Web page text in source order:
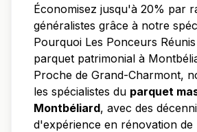
Économisez jusqu'à 20% par
généralistes grâce à notre
Pourquoi Les Ponceurs
parquet patrimonial à
Proche de Grand-Charmont,
les spécialistes du parquet
Montbéliard, avec des
d'expérience en rénovation de